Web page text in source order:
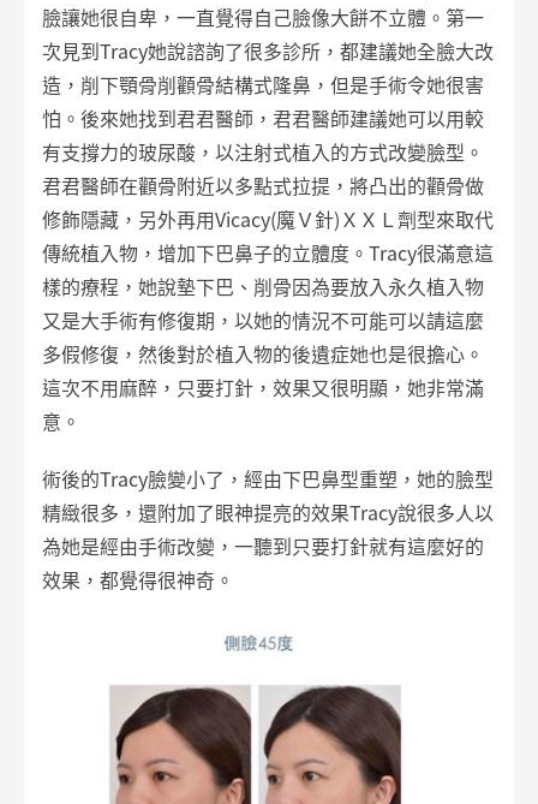
臉讓她很自卑，一直覺得自己臉像大餅不立體。第一
次見到Tracy她說諮詢了很多診所，都建議她全臉大改
造，削下顎骨削顴骨結構式隆鼻，但是手術令她很害
怕。後來她找到君君醫師，君君醫師建議她可以用較
有支撐力的玻尿酸，以注射式植入的方式改變臉型。
君君醫師在顴骨附近以多點式拉提，將凸出的顴骨做
修飾隱藏，另外再用Vicacy(魔Ｖ針)ＸＸＬ劑型來取代
傳統植入物，增加下巴鼻子的立體度。Tracy很滿意這
樣的療程，她說墊下巴、削骨因為要放入永久植入物
又是大手術有修復期，以她的情況不可能可以請這麼
多假修復，然後對於植入物的後遺症她也是很擔心。
這次不用麻醉，只要打針，效果又很明顯，她非常滿
意。
術後的Tracy臉變小了，經由下巴鼻型重塑，她的臉型
精緻很多，還附加了眼神提亮的效果Tracy說很多人以
為她是經由手術改變，一聽到只要打針就有這麼好的
效果，都覺得很神奇。